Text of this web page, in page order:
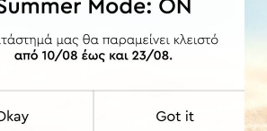
χώρους γι' αυτόν ακριβώς
των προϊόντων. Στεγνό πανί ή